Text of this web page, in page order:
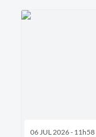
06 JUL 2026 - 11h58